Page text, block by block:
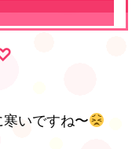
いですね〜